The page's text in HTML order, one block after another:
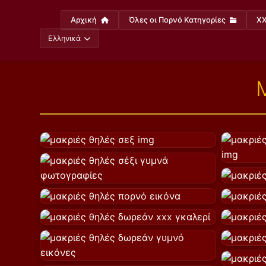
Αρχική Όλες οι Πορνό Κατηγορίες
Ελληνικά